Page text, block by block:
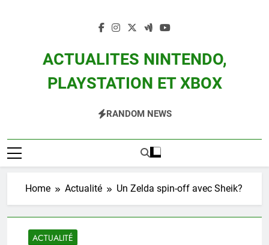
ACTUALITES NINTENDO,
PLAYSTATION ET XBOX
Zelda, Splatoon, Pokemon Entre Autres
RANDOM NEWS
Home Actualité Un Zelda spin-off avec Sheik?
ACTUALITÉ